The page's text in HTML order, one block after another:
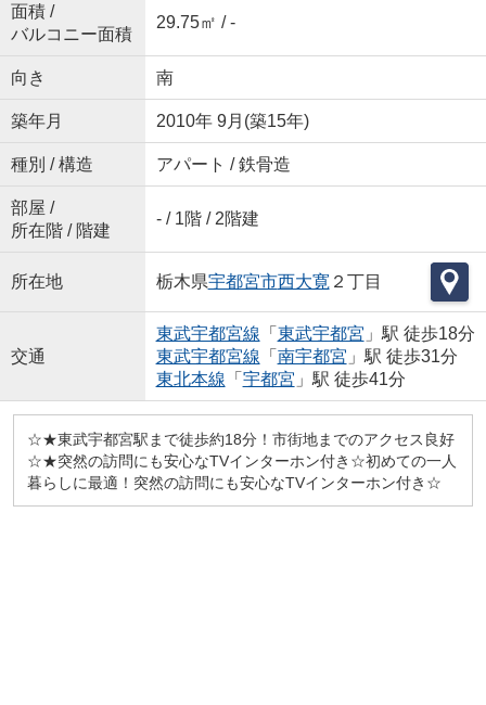
面積 /
バルコニー面積
29.75㎡ / -
向き 南
築年月 2010年 9月(築15年)
種別 / 構造 アパート / 鉄骨造
部屋 /
所在階 / 階建
- / 1階 / 2階建
所在地 栃木県宇都宮市西大寛 ２丁目
交通
東武宇都宮線 「 東武宇都宮 」駅 徒歩18分
東武宇都宮線 「 南宇都宮 」駅 徒歩31分
東北本線 「 宇都宮 」駅 徒歩41分
☆★東武宇都宮駅まで徒歩約18分！市街地までのアクセス良好
☆★突然の訪問にも安心なTVインターホン付き☆初めての一人
暮らしに最適！突然の訪問にも安心なTVインターホン付き☆